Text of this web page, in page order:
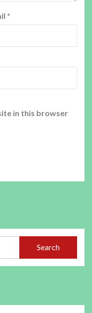
*
in this browser
Search